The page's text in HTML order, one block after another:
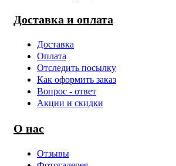
Доставка и оплата
Доставка
Оплата
Отследить посылку
Как оформить заказ
Вопрос - ответ
Акции и скидки
О нас
Отзывы